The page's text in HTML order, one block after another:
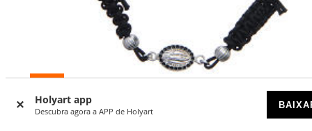
Holyart app
Descubra agora a APP de Holyart
-10
Pulseira medalha prata 925 Nossa Senhora Lourdes 1 cm